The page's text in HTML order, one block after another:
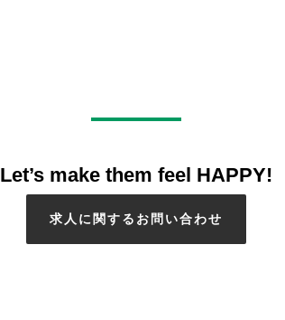
Let’s make them feel HAPPY!
求人に関するお問い合わせ